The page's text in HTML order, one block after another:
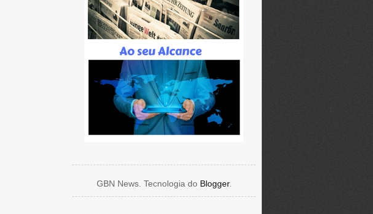
GBN News. Tecnologia do Blogger.